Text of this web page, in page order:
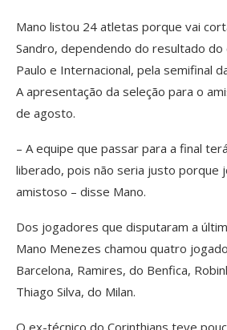
Mano listou 24 atletas porque vai
Sandro, dependendo do resultado do
Paulo e Internacional, pela semifinal
A apresentação da seleção para o
de agosto.
– A equipe que passar para a final
liberado, pois não seria justo porque
amistoso – disse Mano.
Dos jogadores que disputaram a
Mano Menezes chamou quatro
Barcelona, Ramires, do Benfica,
Thiago Silva, do Milan.
O ex-técnico do Corinthians teve